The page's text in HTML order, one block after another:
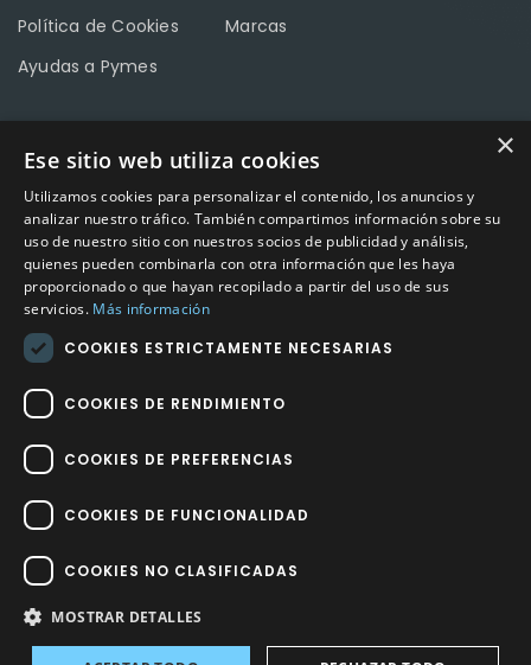
Política de Cookies
Ayudas a Pymes
Marcas
CONTACTO
Calle Méndez Núñez nº3 – Fuente Palmera 14120 Córdoba
Teléfono957 04 96 57
Emailinfo@factory-sport.es
HORARIO COMERCIAL
Lunes a viernes
10:00 a 14:00 / 18:00 a 21:00
Factory Sport 2023© – Todos los derechos reservados | Hecho por
Impulsoh Performance Marketing
×
Ese sitio web utiliza cookies
Utilizamos cookies para personalizar el contenido, los anuncios y
analizar nuestro tráfico. También compartimos información sobre su
uso de nuestro sitio con nuestros socios de publicidad y análisis,
quienes pueden combinarla con otra información que les haya
proporcionado o que hayan recopilado a partir del uso de sus
servicios. Más información
COOKIES ESTRICTAMENTE NECESARIAS
COOKIES DE RENDIMIENTO
COOKIES DE PREFERENCIAS
COOKIES DE FUNCIONALIDAD
COOKIES NO CLASIFICADAS
MOSTRAR DETALLES